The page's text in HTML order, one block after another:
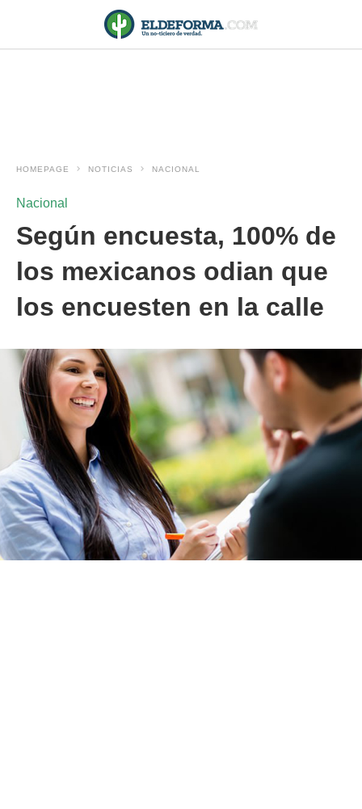
HOMEPAGE NOTICIAS NACIONAL
Nacional
Según encuesta, 100% de
los mexicanos odian que
los encuesten en la calle